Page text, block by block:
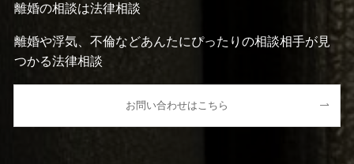
離婚の相談は法律相談
離婚や浮気、不倫などあんたにぴったりの相談相手が見
つかる法律相談
お問い合わせはこちら